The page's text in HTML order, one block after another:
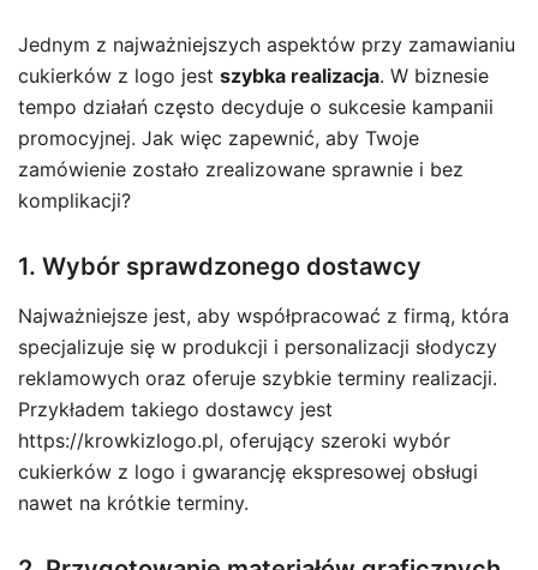
Jednym z najważniejszych aspektów przy zamawianiu
cukierków z logo jest szybka realizacja. W biznesie
tempo działań często decyduje o sukcesie kampanii
promocyjnej. Jak więc zapewnić, aby Twoje
zamówienie zostało zrealizowane sprawnie i bez
komplikacji?
1. Wybór sprawdzonego dostawcy
Najważniejsze jest, aby współpracować z firmą, która
specjalizuje się w produkcji i personalizacji słodyczy
reklamowych oraz oferuje szybkie terminy realizacji.
Przykładem takiego dostawcy jest
https://krowkizlogo.pl, oferujący szeroki wybór
cukierków z logo i gwarancję ekspresowej obsługi
nawet na krótkie terminy.